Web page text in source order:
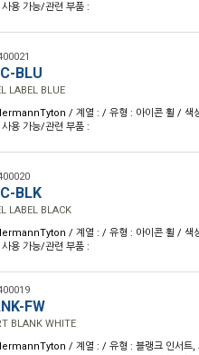
용 가능/관련 부품 :
BLU
LABEL BLUE
/ 계열 : / 유형 : 아이콘 휠 / 색
용 가능/관련 부품 :
BLK
LABEL BLACK
/ 계열 : / 유형 : 아이콘 휠 / 색
용 가능/관련 부품 :
FW
BLANK WHITE
/ 계열 : / 유형 : 블랭크 인서트,